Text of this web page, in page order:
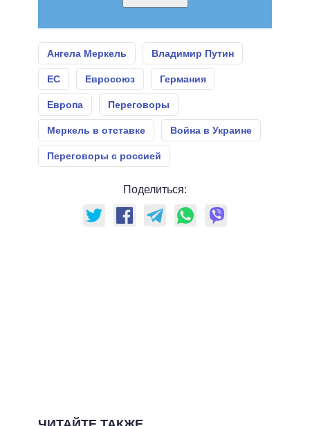
Ангела Меркель Владимир Путин
ЕС Евросоюз Германия
Европа Переговоры
Меркель в отставке Война в Украине
Переговоры с россией
Поделиться: